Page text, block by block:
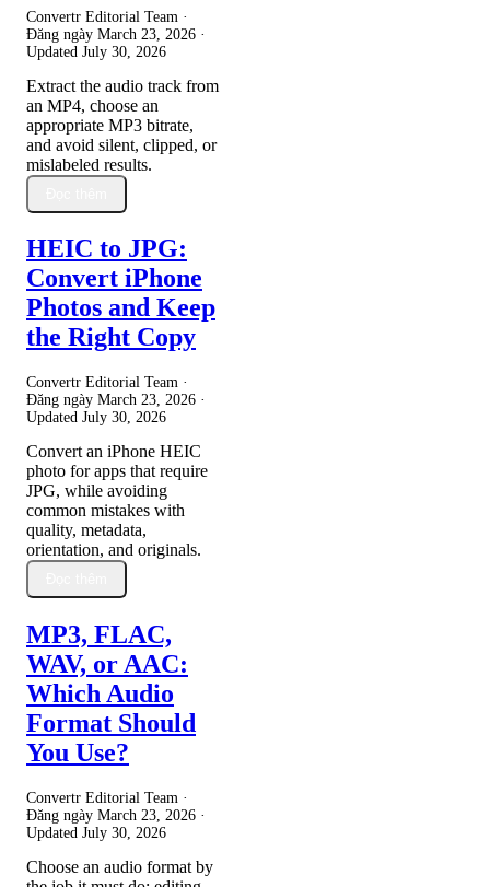
Convertr Editorial Team ·
Đăng ngày March 23, 2026 ·
Updated July 30, 2026
Extract the audio track from
an MP4, choose an
appropriate MP3 bitrate,
and avoid silent, clipped, or
mislabeled results.
HEIC to JPG:
Convert iPhone
Photos and Keep
the Right Copy
Convertr Editorial Team ·
Đăng ngày March 23, 2026 ·
Updated July 30, 2026
Convert an iPhone HEIC
photo for apps that require
JPG, while avoiding
common mistakes with
quality, metadata,
orientation, and originals.
MP3, FLAC,
WAV, or AAC:
Which Audio
Format Should
You Use?
Convertr Editorial Team ·
Đăng ngày March 23, 2026 ·
Updated July 30, 2026
Choose an audio format by